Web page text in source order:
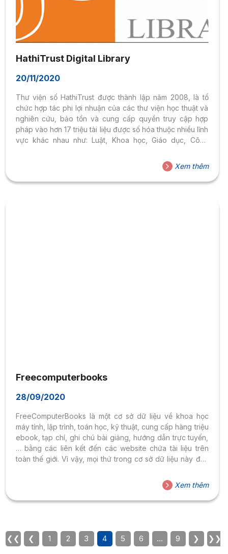
HathiTrust Digital Library
20/11/2020
Thư viện số HathiTrust được thành lập năm 2008, là tổ
chức hợp tác phi lợi nhuận của các thư viện học thuật và
nghiên cứu, bảo tồn và cung cấp quyền truy cập hợp
pháp vào hơn 17 triệu tài liệu được số hóa thuộc nhiều lĩnh
vực khác nhau như: Luật, Khoa học, Giáo dục, Công
dễ dàng đọc trực tuyến trên các thiết bị di động hoặc tải
Xem thêm
Freecomputerbooks
28/09/2020
FreeComputerBooks là một cơ sở dữ liệu về khoa học
máy tính, lập trình, toán học, kỹ thuật, cung cấp hàng triệu
ebook, tạp chí, ghi chú bài giảng, hướng dẫn trực tuyến,
… bằng các liên kết đến các website chứa tài liệu trên
toàn thế giới. Vì vậy, mọi thứ trong cơ sở dữ liệu này đều
dụng: + Bước 1: Click chuột vào từng chủ đề để tìm kiếm
tài liệu + Bước 2: Click chọn link để đọc trực tuyến hoặc
download tài liệu...
Xem thêm
❮❮ ❮ 1 2 3 4 5 6 … 9 ❯ ❯❯